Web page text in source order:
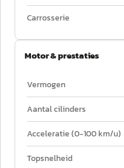
Carrosserie
Motor & prestaties
Vermogen
Aantal cilinders
Acceleratie (0-100 km/u)
Topsnelheid